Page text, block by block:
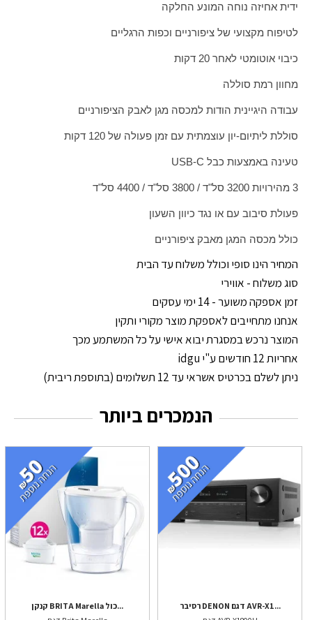
ידית אחיזה נוחה המונע החלקה
לטיפוח מקצועי של ציפורניים וכפות הרגליים
כיבוי אוטומטי לאחר 20 דקות
מחוון רמת סוללה
עבודה היגיינית הודות למכסה מגן לאבק הציפורניים
סוללת ליתיום-יון עוצמתית עם זמן פעולה של 120 דקות
טעינה באמצעות כבל USB-C
3 מהירויות 3200 סל"ד / 3800 סל"ד / 4400 סל"ד
פעולת סיבוב עם או נגד כיוון השעון
כולל מכסה המגן מאבק ציפורניים
המחיר הינו סופי וכולל משלוח עד הבית
סוג משלוח - אווירי
זמן אספקה משוער - 14 ימי עסקים
אנחנו מתחייבים לאספקת מוצר מקורי ותקין
המוצר נרכש במסגרת יבוא אישי על כל המשתמע מכך
אחריות 12 חודשים ע"י idgu
ניתן לשלם בכרטיס אשראי עד 12 תשלומים (בתוספת ריבית)
הנמכרים ביותר
קנקן BRITA Marella כול...
רסיבר DENON דגם AVR-X1...